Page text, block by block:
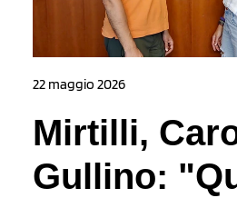
22 maggio 2026
Mirtilli,
Gullino: